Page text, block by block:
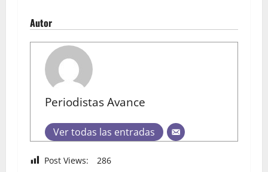
Autor
Periodistas Avance
Ver todas las entradas
Post Views: 286